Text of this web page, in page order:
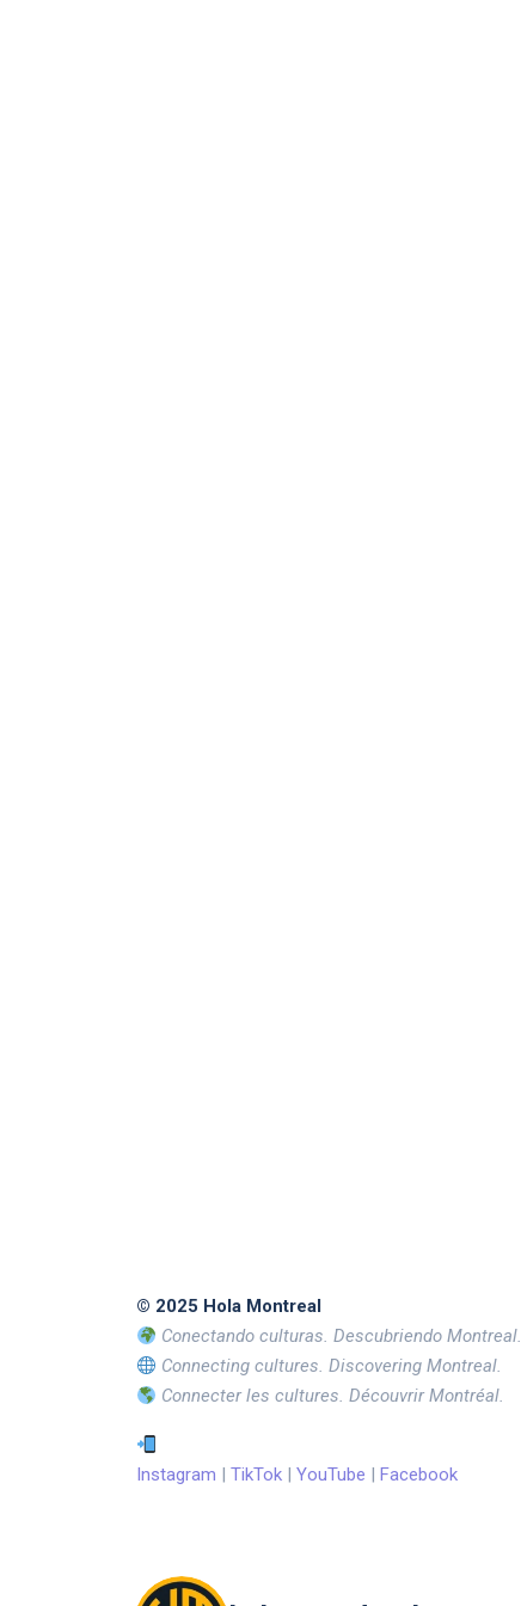
© 2025 Hola Montreal
Conectando culturas. Descubriendo Montreal.
Connecting cultures. Discovering Montreal.
Connecter les cultures. Découvrir Montréal.
Instagram | TikTok | YouTube | Facebook